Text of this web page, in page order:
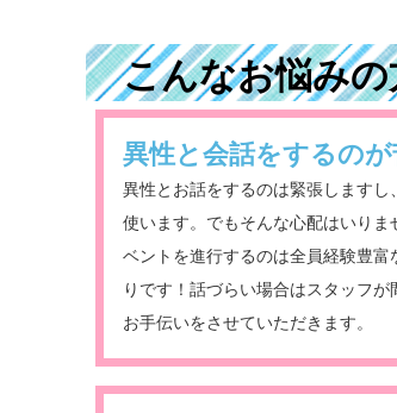
こんなお悩み
異性と会話をするの
異性とお話をするのは緊張しますし
使います。でもそんな心配はいりま
ベントを進行するのは全員経験豊富
りです！話づらい場合はスタッフが
お手伝いをさせていただきます。